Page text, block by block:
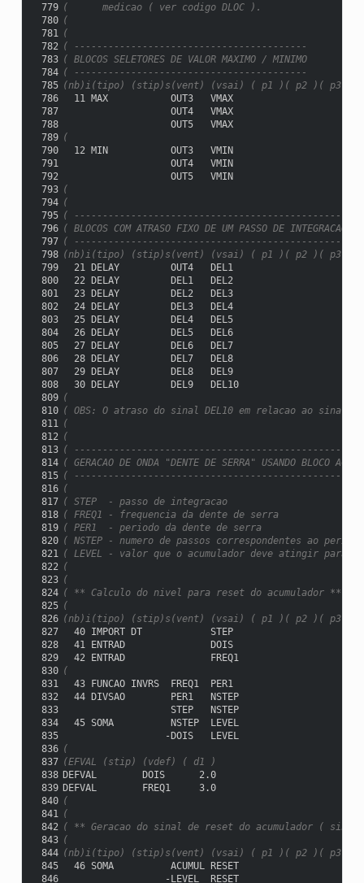
779 (      medicao ( ver codigo DLOC ).
780 (
781
(
782 ( -----------------------------------------
783 ( BLOCOS SELETORES DE VALOR MAXIMO / MINIMO
784 ( -----------------------------------------
785 (nb)i(tipo) (stip)s(vent) (vsai) ( p1 )( p2 )( p3 )(
786
  11 MAX           OUT3   VMAX
787
                   OUT4   VMAX
788
                   OUT5   VMAX
789 (
790
  12 MIN           OUT3   VMIN
791
                   OUT4   VMIN
792
                   OUT5   VMIN
793 (
794 (
795 ( ------------------------------------------------
796 ( BLOCOS COM ATRASO FIXO DE UM PASSO DE INTEGRACAO
797 ( ------------------------------------------------
798 (nb)i(tipo) (stip)s(vent) (vsai) ( p1 )( p2 )( p3 )(
799
  21 DELAY         OUT4   DEL1
800
  22 DELAY         DEL1   DEL2
801
  23 DELAY         DEL2   DEL3
802
  24 DELAY         DEL3   DEL4
803
  25 DELAY         DEL4   DEL5
804
  26 DELAY         DEL5   DEL6
805
  27 DELAY         DEL6   DEL7
806
  28 DELAY         DEL7   DEL8
807
  29 DELAY         DEL8   DEL9
808
  30 DELAY         DEL9   DEL10
809 (
810 ( OBS: O atraso do sinal DEL10 em relacao ao sinal
811
(
812 (
813 (
814 ( GERACAO DE ONDA "DENTE DE SERRA" USANDO BLOCO
815 (
816 (
817 ( STEP  - passo de integracao
818 ( FREQ1 - frequencia da dente de serra
819 ( PER1  - periodo da dente de serra
820 ( NSTEP - numero de passos correspondentes ao
821
( LEVEL - valor que o acumulador deve atingir para
822 (
823 (
824 ( ** Calculo do nivel para reset do acumulador **
825 (
826 (nb)i(tipo) (stip)s(vent) (vsai) ( p1 )( p2 )( p3 )(
827
  40 IMPORT DT            STEP
828
  41 ENTRAD               DOIS
829
  42 ENTRAD               FREQ1
830 (
831
  43 FUNCAO INVRS  FREQ1  PER1
832
  44 DIVSAO        PER1   NSTEP
833
                   STEP   NSTEP
834
  45 SOMA          NSTEP  LEVEL
835
                  -DOIS   LEVEL
836 (
837 (EFVAL (stip) (vdef) ( d1 )
838 DEFVAL        DOIS      2.0
839 DEFVAL        FREQ1     3.0
840 (
841
(
842 ( ** Geracao do sinal de reset do acumulador ( sinal
843 (
844 (nb)i(tipo) (stip)s(vent) (vsai) ( p1 )( p2 )( p3 )(
845
  46 SOMA          ACUMUL RESET
846
                  -LEVEL  RESET